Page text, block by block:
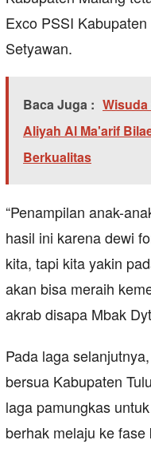
Exco PSSI
Setyawan.
Baca Juga :
Aliyah Al Ma'arif
Berkualitas
“Penampilan anak-
hasil ini karena dewi
kita, tapi kita yakin
akan bisa meraih
akrab disapa Mbak
Pada laga
bersua Kabupaten
laga pamungkas
berhak melaju ke fase